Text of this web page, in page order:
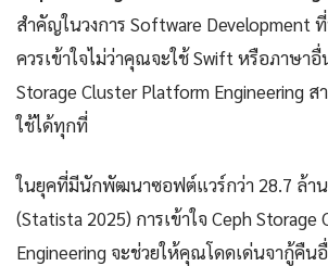
สำคัญในวงการ Software
ควรเข้าใจไม่ว่าคุณจะใช้ Swift หรือภาษา
Storage Cluster Platform Engineering
ใช้ได้ทุกที่
ในยุคที่มีนักพัฒนาซอฟต์แวร์กว่า 28.7 ล้า
(Statista 2025) การเข้าใจ Ceph
Engineering จะช่วยให้คุณโดดเด่นจากู้คืน